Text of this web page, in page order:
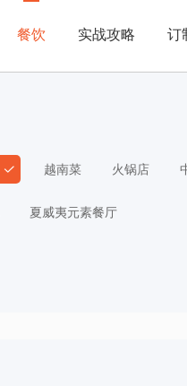
餐饮 实战攻略 订
越南菜 火锅店
夏威夷元素餐厅